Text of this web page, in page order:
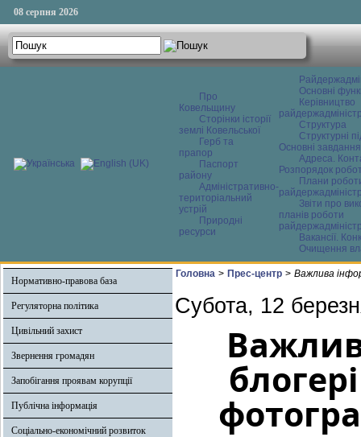
08 серпня 2026
Про
Ковельщину
Сторінки історії
землі Ковельської
Герб та
прапор
Паспорт
району
Адміністративно-
територіальний
устрій
Природні
ресурси
Основні
Керівництво
Структура
Структурні
Основні завдання
Адреса.
Розпорядок
Плани
Звіти про
планів роботи
Вакансії.
Очищення
Нормативно-правова база
Регуляторна політика
Цивільний захист
Звернення громадян
Запобігання проявам корупції
Публічна інформація
Соціально-економічний розвиток
Головна > Прес-центр > Важлива
Субота, 12